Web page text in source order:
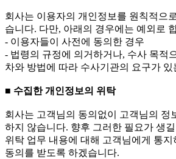
회사는 이용자의 개인정보를 원칙적으
습니다. 다만, 아래의 경우에는 예외로
- 이용자들이 사전에 동의한 경우
- 법령의 규정에 의거하거나, 수사 목적
차와 방법에 따라 수사기관의 요구가 있
■ 수집한 개인정보의 위탁
회사는 고객님의 동의없이 고객님의 정
하지 않습니다. 향후 그러한 필요가 생
위탁 업무 내용에 대해 고객님에게 통지
동의를 받도록 하겠습니다.